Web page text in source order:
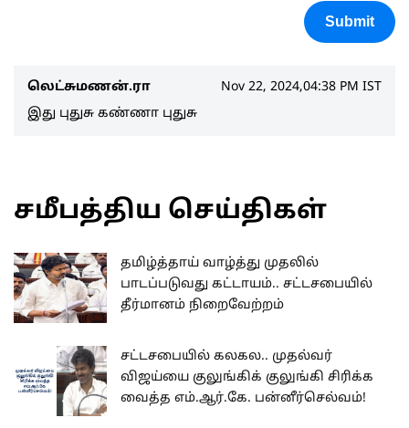
Submit
லெட்சுமணன்.ரா
Nov 22, 2024,04:38 PM IST
இது புதுசு கண்ணா புதுசு
சமீபத்திய செய்திகள்
தமிழ்த்தாய் வாழ்த்து முதலில்
பாடப்படுவது கட்டாயம்.. சட்டசபையில்
தீர்மானம் நிறைவேற்றம்
சட்டசபையில் கலகல.. முதல்வர்
விஜய்யை குலுங்கிக் குலுங்கி சிரிக்க
வைத்த எம்.ஆர்.கே. பன்னீர்செல்வம்!